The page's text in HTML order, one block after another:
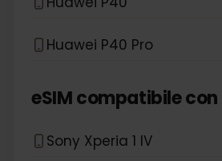
Huawei P40 Pro
eSIM compatibile con
Sony Xperia 1 IV